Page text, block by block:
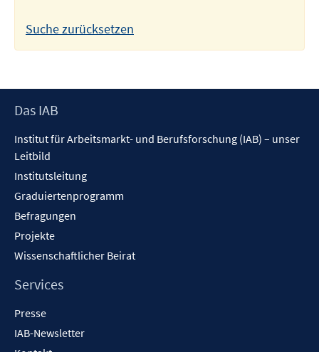
Suche zurücksetzen
Footer
Das IAB
Institut für Arbeitsmarkt- und Berufsforschung (IAB) – unser
Leitbild
Institutsleitung
Graduiertenprogramm
Befragungen
Projekte
Wissenschaftlicher Beirat
Services
Presse
IAB-Newsletter